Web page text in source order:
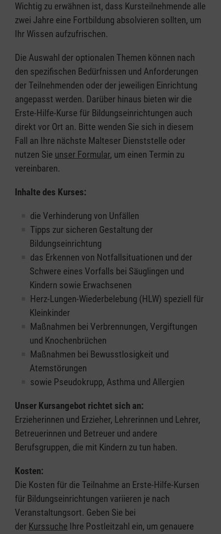
Wichtig zu erwähnen ist, dass Kursteilnehmende alle
zwei Jahre eine Fortbildung absolvieren sollten, um
Ihr Wissen aufzufrischen.
Die Auswahl der optionalen Themen können nach
den spezifischen Bedürfnissen und Anforderungen
der Teilnehmenden oder der jeweiligen Einrichtung
angepasst werden. Darüber hinaus bieten wir die
Erste-Hilfe-Kurse für Bildungseinrichtungen auch
direkt vor Ort an. Bitte wenden Sie sich in diesem
Fall an Ihre nächste Malteser Dienststelle oder
nutzen Sie unser Formular, um einen Termin zu
vereinbaren.
Inhalte des Kurses:
die Verhinderung von Unfällen
Tipps zur sicheren Gestaltung der
Bildungseinrichtung
das Erkennen von Notfallsituationen und der
Schwere eines Vorfalls bei Säuglingen und
Kindern sowie Erwachsenen
Herz-Lungen-Wiederbelebung (HLW) speziell für
Kleinkinder
Maßnahmen bei Verbrennungen, Vergiftungen
und Knochenbrüchen
Maßnahmen bei Bewusstlosigkeit und
Atemstörungen
sowie Pseudokrupp, Asthma und Allergien
Unser Kursangebot richtet sich an:
Erzieherinnen und Erzieher, Lehrerinnen und Lehrer,
Betreuerinnen und Betreuer und andere
Berufsgruppen, die mit Kindern zu tun haben.
Kosten:
Die Kosten für die Teilnahme an Erste-Hilfe-Kursen
für Bildungseinrichtungen variieren je nach
Veranstaltungsort. Geben Sie bei
der Kurssuche Ihre Postleitzahl ein, um genauere